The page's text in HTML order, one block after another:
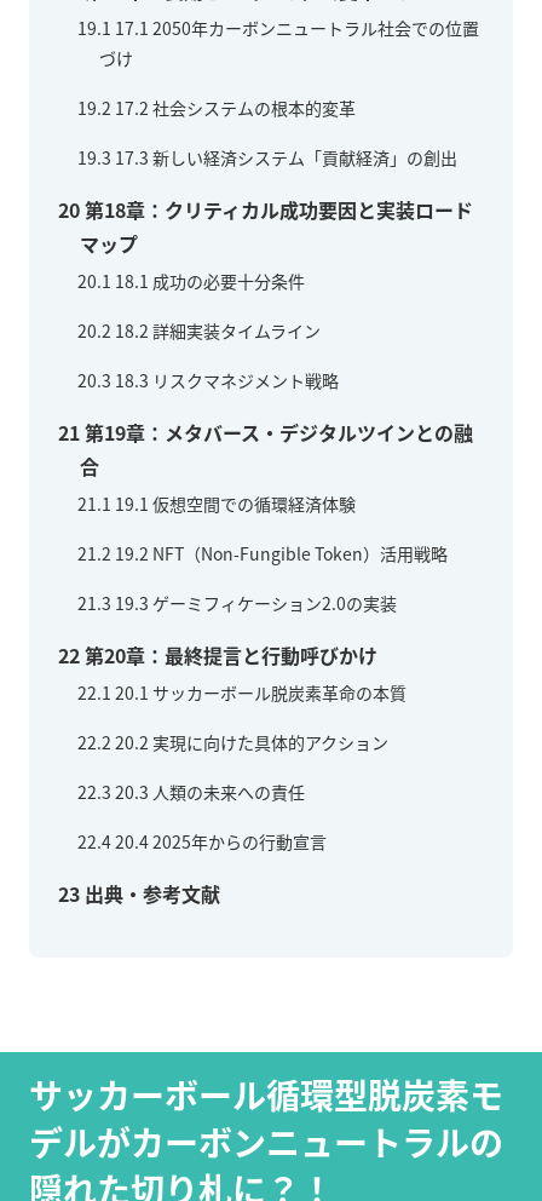
19.1 17.1 2050年カーボンニュートラル社会での位置
づけ
19.2 17.2 社会システムの根本的変革
19.3 17.3 新しい経済システム「貢献経済」の創出
20第18章：クリティカル成功要因と実装ロード
マップ
20.1 18.1 成功の必要十分条件
20.2 18.2 詳細実装タイムライン
20.3 18.3 リスクマネジメント戦略
21第19章：メタバース・デジタルツインとの融
合
21.1 19.1 仮想空間での循環経済体験
21.2 19.2 NFT（Non-Fungible Token）活用戦略
21.3 19.3 ゲーミフィケーション2.0の実装
22第20章：最終提言と行動呼びかけ
22.1 20.1 サッカーボール脱炭素革命の本質
22.2 20.2 実現に向けた具体的アクション
22.3 20.3 人類の未来への責任
22.420.4 2025年からの行動宣言
23 出典・参考文献
サッカーボール循環型脱炭素モ
デルがカーボンニュートラルの
隠れた切り札に？！